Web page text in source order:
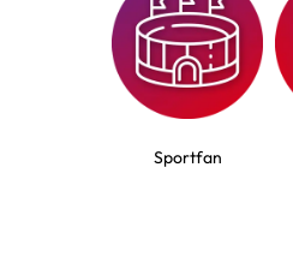
Sportfan